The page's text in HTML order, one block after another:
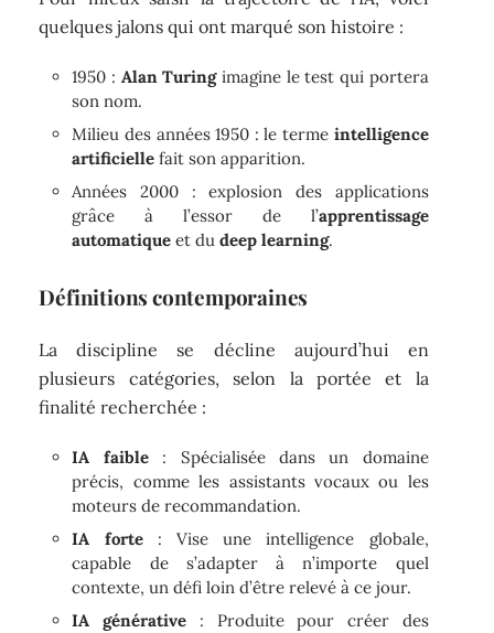
quelques jalons qui ont marqué son histoire :
1950 : Alan Turingimagine le test qui portera
son nom.
Milieu des années 1950 : le terme intelligence
artificielle fait son apparition.
Années 2000 : explosion des applications
grâce à l’essor de l’apprentissage
automatique et dudeep learning.
Définitions contemporaines
La discipline se décline aujourd’hui en
plusieurs catégories, selon la portée et la
finalité recherchée :
IA faible: Spécialisée dans un domaine
précis, comme les assistants vocaux ou les
moteurs de recommandation.
IA forte: Vise une intelligence globale,
capable de s’adapter à n’importe quel
contexte, un défi loin d’être relevé à ce jour.
IA générative : Produite pour créer des